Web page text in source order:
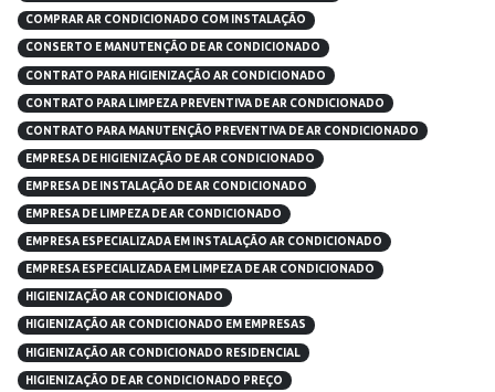
COMPRAR AR CONDICIONADO COM INSTALAÇÃO
CONSERTO E MANUTENÇÃO DE AR CONDICIONADO
CONTRATO PARA HIGIENIZAÇÃO AR CONDICIONADO
CONTRATO PARA LIMPEZA PREVENTIVA DE AR CONDICIONADO
CONTRATO PARA MANUTENÇÃO PREVENTIVA DE AR CONDICIONADO
EMPRESA DE HIGIENIZAÇÃO DE AR CONDICIONADO
EMPRESA DE INSTALAÇÃO DE AR CONDICIONADO
EMPRESA DE LIMPEZA DE AR CONDICIONADO
EMPRESA ESPECIALIZADA EM INSTALAÇÃO AR CONDICIONADO
EMPRESA ESPECIALIZADA EM LIMPEZA DE AR CONDICIONADO
HIGIENIZAÇÃO AR CONDICIONADO
HIGIENIZAÇÃO AR CONDICIONADO EM EMPRESAS
HIGIENIZAÇÃO AR CONDICIONADO RESIDENCIAL
HIGIENIZAÇÃO DE AR CONDICIONADO PREÇO